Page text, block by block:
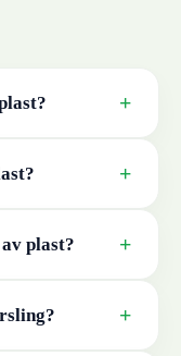
? +
? +
plast? +
+